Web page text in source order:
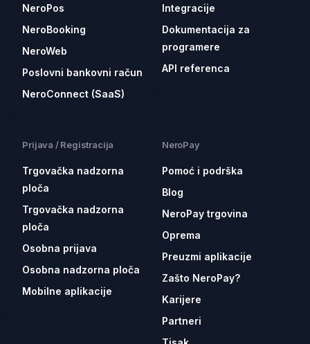
NeroPos
NeroBooking
NeroWeb
Poslovni bankovni račun
NeroConnect (SaaS)
Integracije
Dokumentacija za
programere
API referenca
Prijava / Registracija
Trgovačka nadzorna
ploča
Trgovačka nadzorna
ploča
Osobna prijava
Osobna nadzorna ploča
Mobilne aplikacije
NeroPay
Pomoć i podrška
Blog
NeroPay trgovina
Oprema
Preuzmi aplikacije
Zašto NeroPay?
Karijere
Partneri